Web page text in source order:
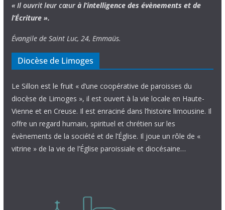
« Il ouvrit leur cœur à l’intelligence des évènements et de
l’Écriture ».
Évangile de Saint Luc, 24, Emmaüs.
Diocèse de Limoges
Le Sillon est le fruit « d’une coopérative de paroisses du
diocèse de Limoges », il est ouvert à la vie locale en Haute-
Vienne et en Creuse. Il est enraciné dans l’histoire limousine. Il
offre un regard humain, spirituel et chrétien sur les
évènements de la société et de l’Église. Il joue un rôle de «
vitrine » de la vie de l’Église paroissiale et diocésaine…